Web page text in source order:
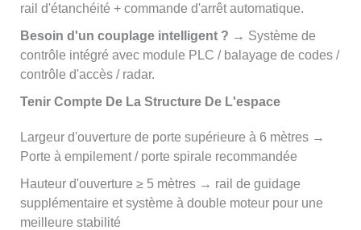
rail d'étanchéité + commande d'arrêt automatique.
Besoin d'un couplage intelligent ? → Système de
contrôle intégré avec module PLC / balayage de codes /
contrôle d'accès / radar.
Tenir Compte De La Structure De L'espace
Largeur d'ouverture de porte supérieure à 6 mètres →
Porte à empilement / porte spirale recommandée
Hauteur d'ouverture ≥ 5 mètres → rail de guidage
supplémentaire et système à double moteur pour une
meilleure stabilité